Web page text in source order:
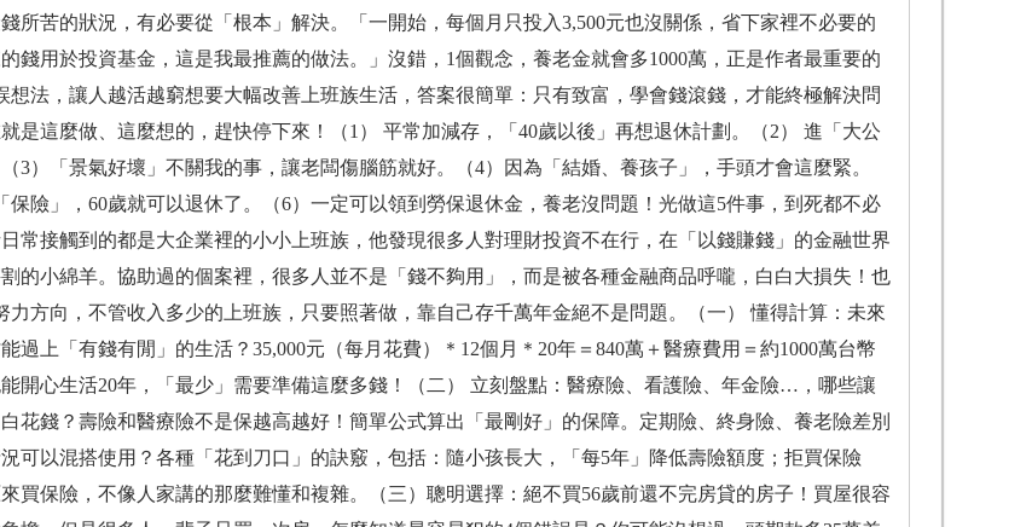
所苦的狀況，有必要從「根本」解決。「一開始，每個月只投入3,500元也沒關係，省下家裡不必要的
錢用於投資基金，這是我最推薦的做法。」沒錯，1個觀念，養老金就會多1000萬，正是作者最重要的
想法，讓人越活越窮想要大幅改善上班族生活，答案很簡單：只有致富，學會錢滾錢，才能終極解決問
是這麼做、這麼想的，趕快停下來！（1） 平常加減存，「40歲以後」再想退休計劃。（2） 進「大公
3）「景氣好壞」不關我的事，讓老闆傷腦筋就好。（4）因為「結婚、養孩子」，手頭才會這麼緊。
保險」，60歲就可以退休了。（6）一定可以領到勞保退休金，養老沒問題！光做這5件事，到死都不必
常接觸到的都是大企業裡的小小上班族，他發現很多人對理財投資不在行，在「以錢賺錢」的金融世界
的小綿羊。協助過的個案裡，很多人並不是「錢不夠用」，而是被各種金融商品呼嚨，白白大損失！也
力方向，不管收入多少的上班族，只要照著做，靠自己存千萬年金絕不是問題。（一） 懂得計算：未來
過上「有錢有閒」的生活？35,000元（每月花費）＊12個月＊20年＝840萬＋醫療費用＝約1000萬台幣
能開心生活20年，「最少」需要準備這麼多錢！（二） 立刻盤點：醫療險、看護險、年金險…，哪些讓
花錢？壽險和醫療險不是保越高越好！簡單公式算出「最剛好」的保障。定期險、終身險、養老險差別
可以混搭使用？各種「花到刀口」的訣竅，包括：隨小孩長大，「每5年」降低壽險額度；拒買保險
買保險，不像人家講的那麼難懂和複雜。（三）聰明選擇：絕不買56歲前還不完房貸的房子！買屋很容